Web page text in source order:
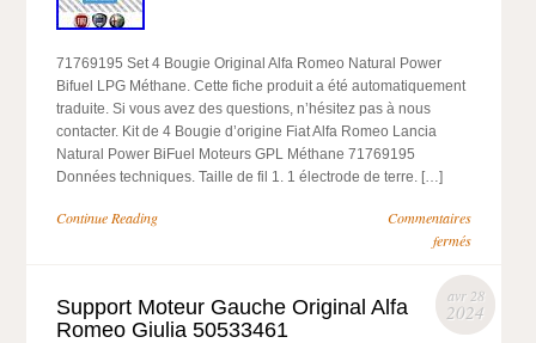
71769195 Set 4 Bougie Original Alfa Romeo Natural Power
Bifuel LPG Méthane. Cette fiche produit a été automatiquement
traduite. Si vous avez des questions, n’hésitez pas à nous
contacter. Kit de 4 Bougie d’origine Fiat Alfa Romeo Lancia
Natural Power BiFuel Moteurs GPL Méthane 71769195
Données techniques. Taille de fil 1. 1 électrode de terre. […]
Continue Reading
Commentaires
fermés
avr 28
2024
Support Moteur Gauche Original Alfa
Romeo Giulia 50533461